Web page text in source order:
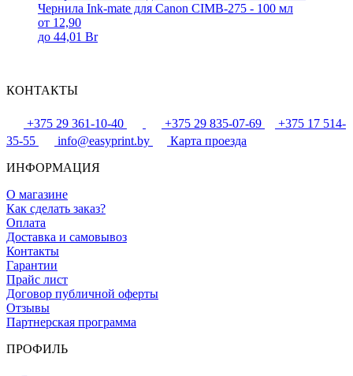
Чернила Ink-mate для Canon CIMB-275 - 100 мл
от 12,90
до 44,01 Br
КОНТАКТЫ
+375 29 361-10-40 +375 29 835-07-69
+375 17 514-
35-55
info@easyprint.by
Карта проезда
ИНФОРМАЦИЯ
О магазине
Как сделать заказ?
Оплата
Доставка и самовывоз
Контакты
Гарантии
Прайс лист
Договор публичной оферты
Отзывы
Партнерская программа
ПРОФИЛЬ